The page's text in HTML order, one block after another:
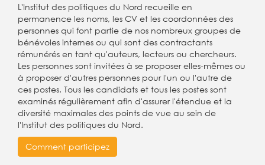
L'Institut des politiques du Nord recueille en
permanence les noms, les CV et les coordonnées des
personnes qui font partie de nos nombreux groupes de
bénévoles internes ou qui sont des contractants
rémunérés en tant qu'auteurs, lecteurs ou chercheurs.
Les personnes sont invitées à se proposer elles-mêmes ou
à proposer d'autres personnes pour l'un ou l'autre de
ces postes. Tous les candidats et tous les postes sont
examinés régulièrement afin d'assurer l'étendue et la
diversité maximales des points de vue au sein de
l'Institut des politiques du Nord.
Comment participez